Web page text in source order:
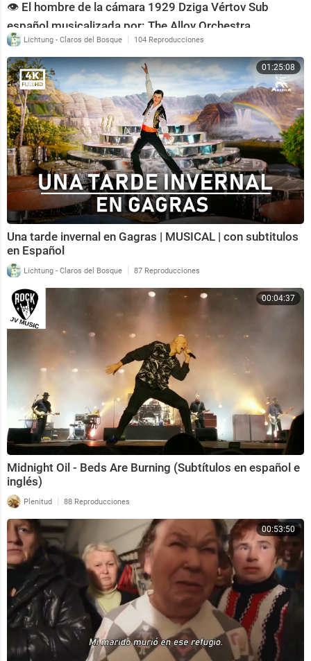
👁️ El hombre de la cámara 1929 Dziga Vértov Sub
español musicalizada por: The Alloy Orchestra
Lichtung - Claros del Bosque | 104 Reproducciones
01:25:08
Una tarde invernal en Gagras | MUSICAL | con subtitulos
en Español
Lichtung - Claros del Bosque | 87 Reproducciones
00:04:37
Midnight Oil - Beds Are Burning (Subtítulos en español e
inglés)
Plenitud | 88 Reproducciones
00:53:50